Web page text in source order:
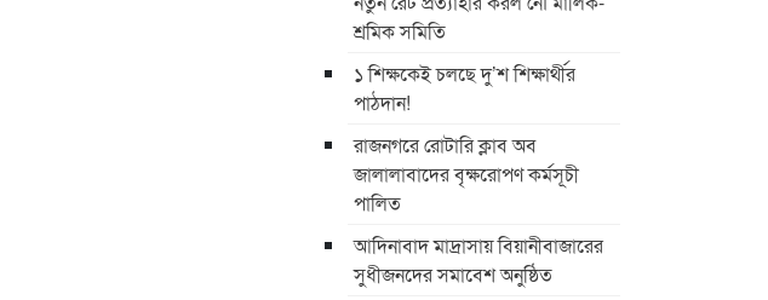
শ্রমিক সমিতি
১ শিক্ষকেই চলছে দু’শ শিক্ষার্থীর
পাঠদান!
রাজনগরে রোটারি ক্লাব অব
জালালাবাদের বৃক্ষরোপণ কর্মসূচী
পালিত
আদিনাবাদ মাদ্রাসায় বিয়ানীবাজারের
সুধীজনদের সমাবেশ অনুষ্ঠিত